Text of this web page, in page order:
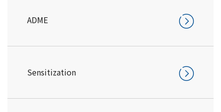
ADME
Sensitization